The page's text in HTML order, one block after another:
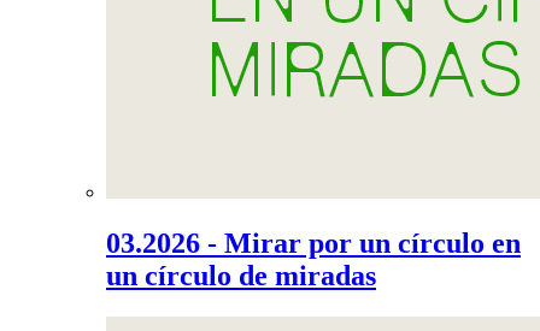
03.2026 - Mirar por un círculo en
un círculo de miradas